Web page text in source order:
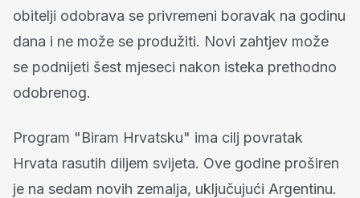
obitelji odobrava se privremeni boravak na godinu
dana i ne može se produžiti. Novi zahtjev može
se podnijeti šest mjeseci nakon isteka prethodno
odobrenog.
Program "Biram Hrvatsku" ima cilj povratak
Hrvata rasutih diljem svijeta. Ove godine proširen
je na sedam novih zemalja, uključujući Argentinu.